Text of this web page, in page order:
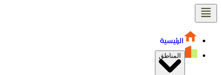
الرئيسية
المناطق